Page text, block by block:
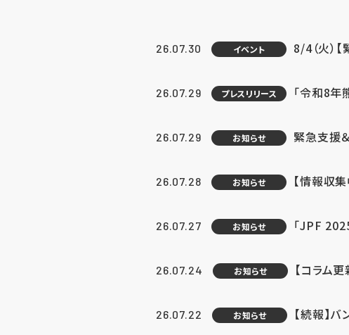
26.07.30 イベント 8/4（火）
26.07.29 プレスリリース 「令和8年
26.07.29 お知らせ 緊急支援
26.07.28 お知らせ 【情報収
26.07.27 お知らせ 「JPF
26.07.24 お知らせ 【コラム
26.07.22 お知らせ 【続報】